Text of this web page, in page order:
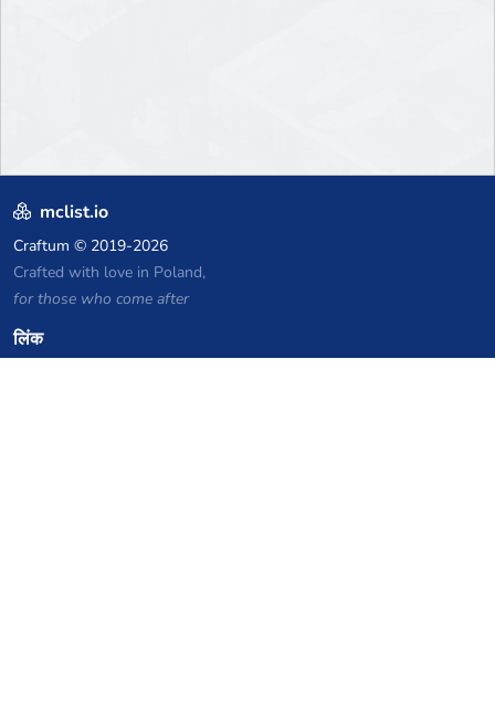
mclist.io
Craftum © 2019-2026
Crafted with love in Poland,
for those who come after
लिंक